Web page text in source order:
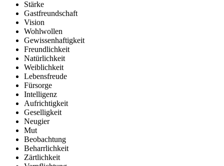
Stärke
Gastfreundschaft
Vision
Wohlwollen
Gewissenhaftigkeit
Freundlichkeit
Natürlichkeit
Weiblichkeit
Lebensfreude
Fürsorge
Intelligenz
Aufrichtigkeit
Geselligkeit
Neugier
Mut
Beobachtung
Beharrlichkeit
Zärtlichkeit